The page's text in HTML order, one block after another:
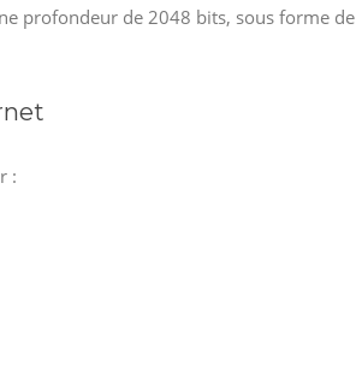
profondeur de 2048 bits, sous forme de
: